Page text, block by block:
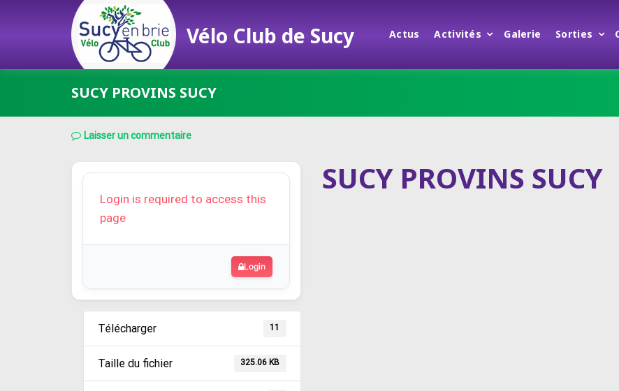
Vélo Club de Sucy Actus Activités Galerie Sorties
SUCY PROVINS SUCY
Laisser un commentaire
Login is required to access this
page
Login
Télécharger 11
Taille du fichier 325.06 KB
SUCY PROVINS SUCY